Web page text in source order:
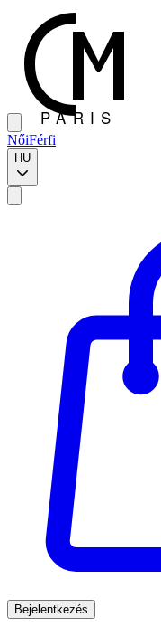
NőiFérfi
HU
Bejelentkezés